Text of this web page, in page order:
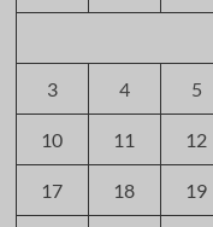
3 4 5
10 11 12
17 18 19